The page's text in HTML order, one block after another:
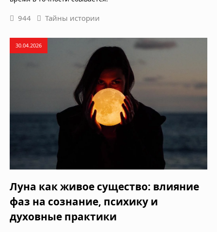
944 Тайны истории
30.04.2026
Луна как живое существо: влияние
фаз на сознание, психику и
духовные практики